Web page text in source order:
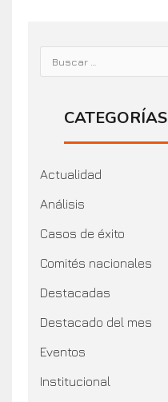
CATEGORÍAS
Actualidad
Análisis
Casos de éxito
Comités nacionales
Destacadas
Destacado del mes
Eventos
Institucional